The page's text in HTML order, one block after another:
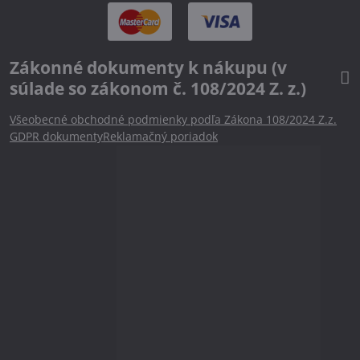
Zákonné dokumenty k nákupu (v
súlade so zákonom č. 108/2024 Z. z.)
Všeobecné obchodné podmienky podľa Zákona 108/2024 Z.z.
GDPR dokumentyReklamačný poriadok